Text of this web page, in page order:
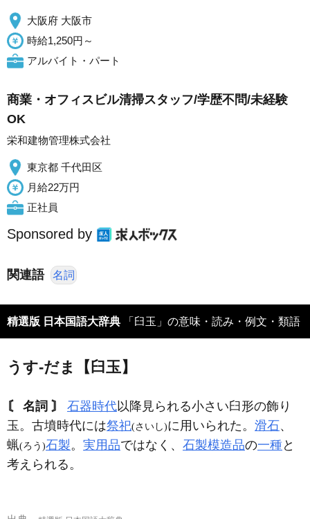
大阪府 大阪市
時給1,250円～
アルバイト・パート
商業・オフィスビル清掃スタッフ/学歴不問/未経験
OK
栄和建物管理株式会社
東京都 千代田区
月給22万円
正社員
Sponsored by
関連語 名詞
精選版 日本国語大辞典 「臼玉」の意味・読み・例文・類語
うす‐だま【臼玉】
〘 名詞 〙 石器時代以降見られる小さい臼形の飾り
玉。古墳時代には祭祀(さいし)に用いられた。 滑石、
蝋(ろう)石製。 実用品ではなく、 石製模造品の一種と
考えられる。